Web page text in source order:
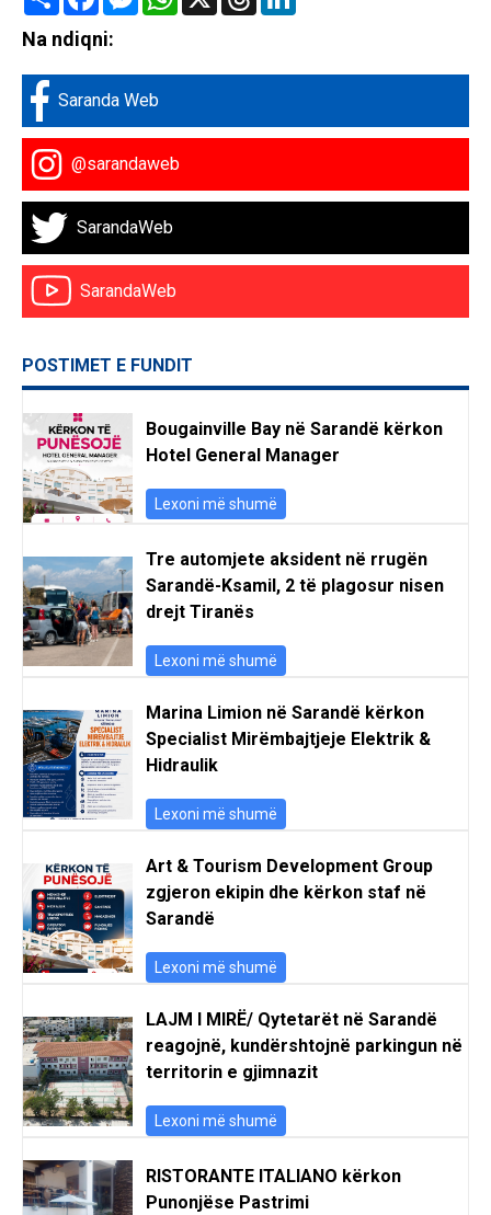
Na ndiqni:
Saranda Web
@sarandaweb
SarandaWeb
SarandaWeb
POSTIMET E FUNDIT
Bougainville Bay në Sarandë kërkon
Hotel General Manager
Lexoni më shumë
Tre automjete aksident në rrugën
Sarandë-Ksamil, 2 të plagosur nisen
drejt Tiranës
Lexoni më shumë
Marina Limion në Sarandë kërkon
Specialist Mirëmbajtjeje Elektrik &
Hidraulik
Lexoni më shumë
Art & Tourism Development Group
zgjeron ekipin dhe kërkon staf në
Sarandë
Lexoni më shumë
LAJM I MIRË/ Qytetarët në Sarandë
reagojnë, kundërshtojnë parkingun në
territorin e gjimnazit
Lexoni më shumë
RISTORANTE ITALIANO kërkon
Punonjëse Pastrimi